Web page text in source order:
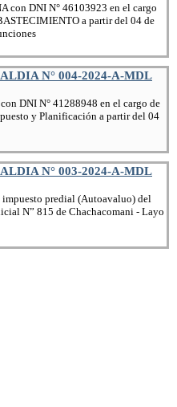
con DNI N° 46103923 en el cargo
a partir del 04 de
N° 004-2024-A-MDL
DNI N° 41288948 en el cargo de
y Planificación a partir del 04
N° 003-2024-A-MDL
predial (Autoavaluo) del
N” 815 de Chachacomani - Layo